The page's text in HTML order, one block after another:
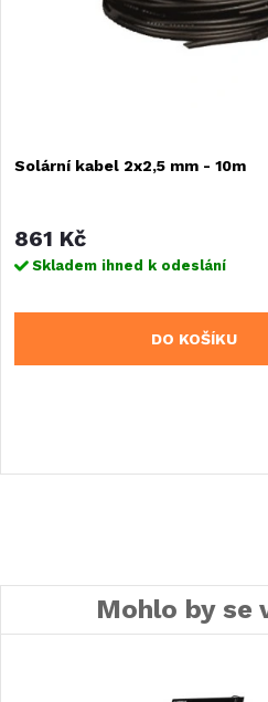
Solární kabel 2x2,5 mm - 10m
861 Kč
Skladem ihned k odeslání
DO KOŠÍKU
Mohlo by se